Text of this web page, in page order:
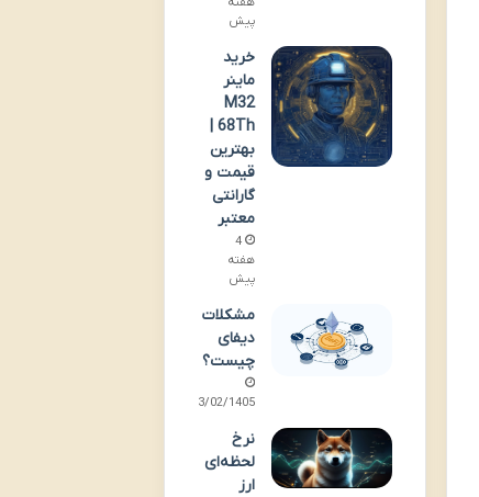
پیش
خرید
ماینر
M32
68Th |
بهترین
قیمت و
گارانتی
معتبر
4
هفته
پیش
مشکلات
دیفای
چیست؟
23/02/1405
نرخ
لحظه‌ای
ارز